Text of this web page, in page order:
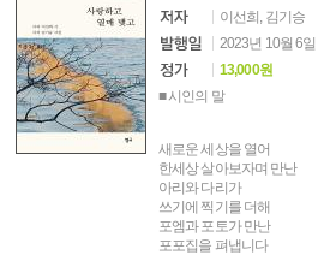
이선희, 김기승
2023년 10월 6일
13,000원
■ 시인의 말
새로운 세상을 열어
한세상 살아보자며 만난
아리와 다리가
쓰기에 찍기를 더해
포엠과 포토가 만난
포포집을 펴냅니다